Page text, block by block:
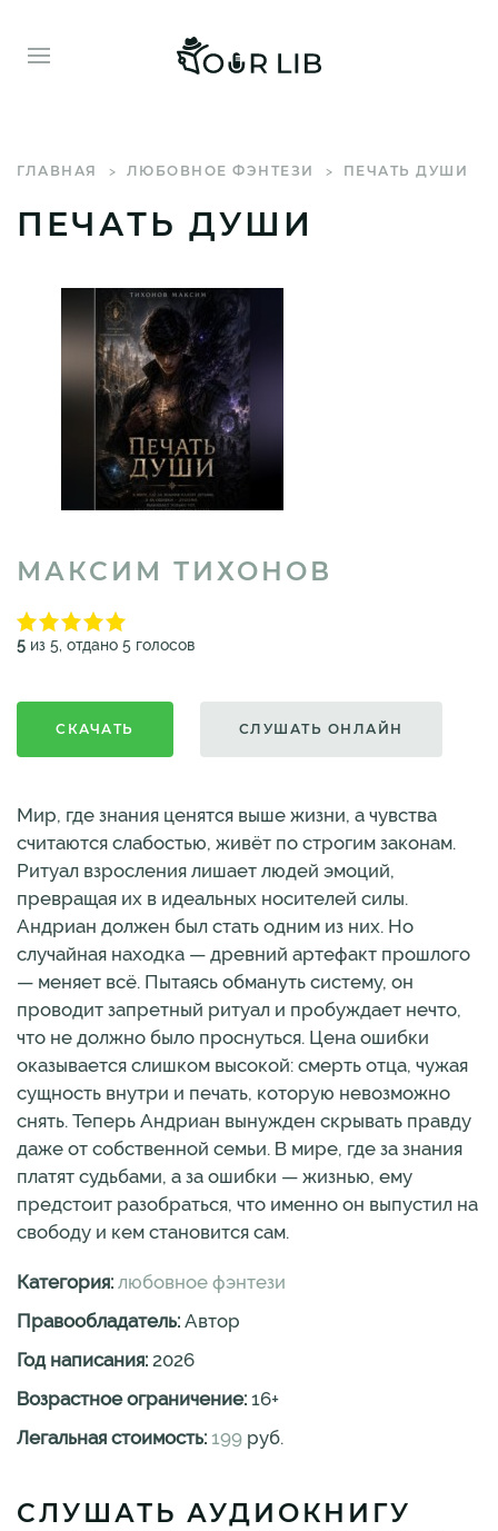
ГЛАВНАЯ ЛЮБОВНОЕ ФЭНТЕЗИ ПЕЧАТЬ ДУШИ
ПЕЧАТЬ ДУШИ
МАКСИМ ТИХОНОВ
5 из 5, отдано 5 голосов
СКАЧАТЬ СЛУШАТЬ ОНЛАЙН
Мир, где знания ценятся выше жизни, а чувства
считаются слабостью, живёт по строгим законам.
Ритуал взросления лишает людей эмоций,
превращая их в идеальных носителей силы.
Андриан должен был стать одним из них. Но
случайная находка — древний артефакт прошлого
— меняет всё. Пытаясь обмануть систему, он
проводит запретный ритуал и пробуждает нечто,
что не должно было проснуться. Цена ошибки
оказывается слишком высокой: смерть отца, чужая
сущность внутри и печать, которую невозможно
снять. Теперь Андриан вынужден скрывать правду
даже от собственной семьи. В мире, где за знания
платят судьбами, а за ошибки — жизнью, ему
предстоит разобраться, что именно он выпустил на
свободу и кем становится сам.
Категория: любовное фэнтези
Правообладатель: Автор
Год написания: 2026
Возрастное ограничение: 16+
Легальная стоимость: 199 руб.
СЛУШАТЬ АУДИОКНИГУ